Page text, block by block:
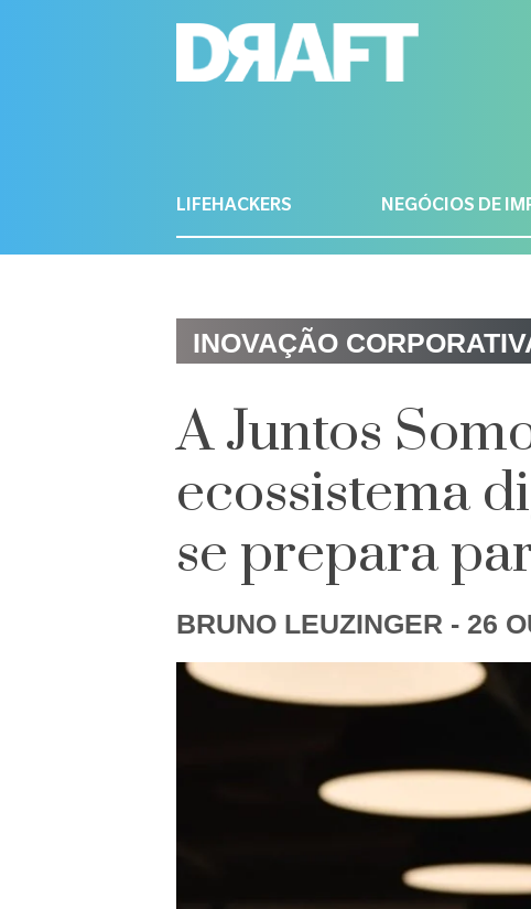
LIFEHACKERS NEGÓCIOS DE
INOVAÇÃO
A Juntos
ecossistema
se prepara
BRUNO LEUZINGER - 26